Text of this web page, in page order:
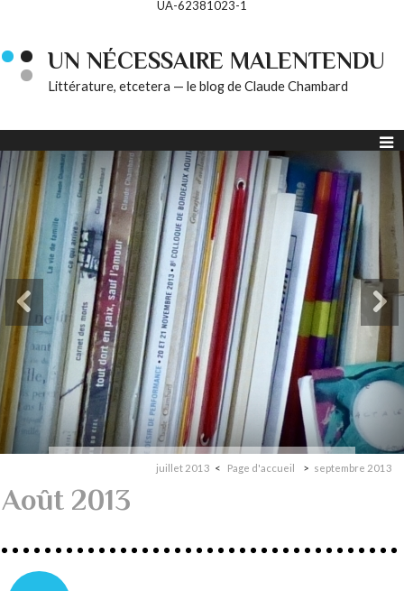
UA-62381023-1
UN NÉCESSAIRE MALENTENDU
Littérature, etcetera — le blog de Claude Chambard
juillet 2013 Page d'accueil septembre 2013
Août 2013